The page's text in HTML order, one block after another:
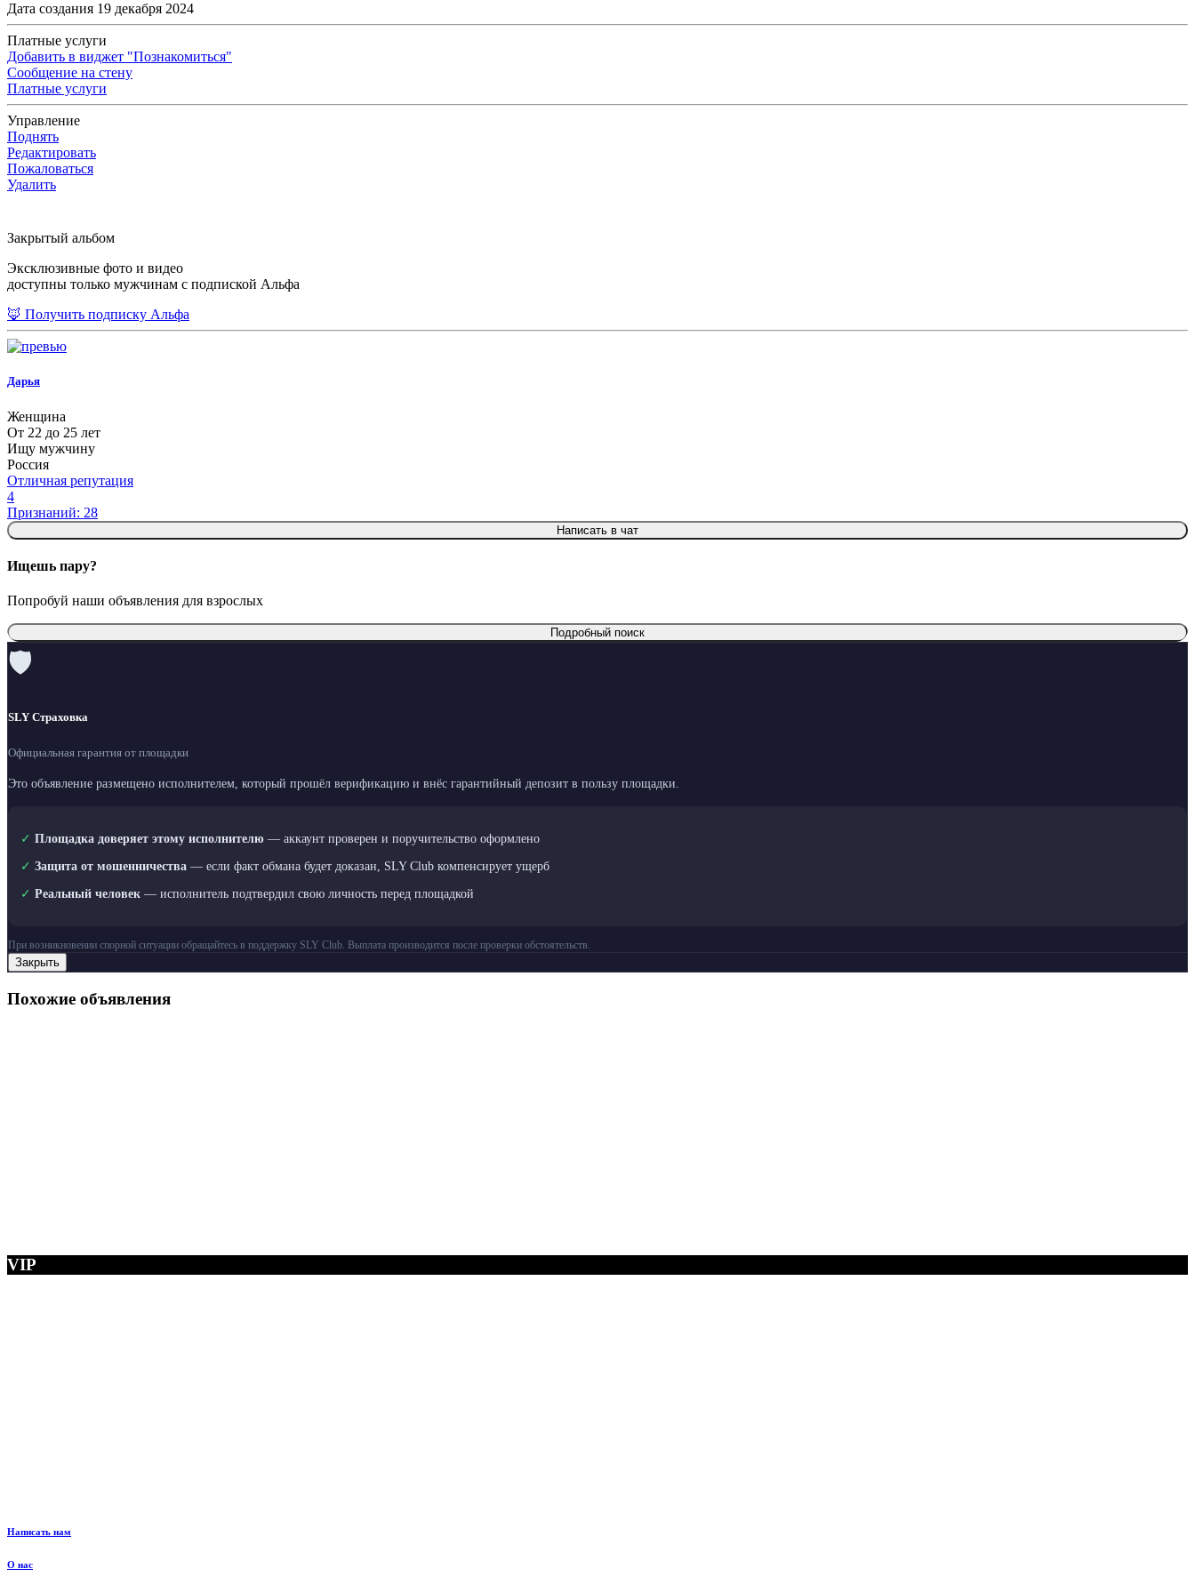
Дата создания 19 декабря 2024
Платные услуги
Добавить в виджет "Познакомиться"
Сообщение на стену
Платные услуги
Управление
Поднять
Редактировать
Пожаловаться
Удалить
Закрытый альбом
Эксклюзивные фото и видео
доступны только мужчинам с подпиской Альфа
🦊 Получить подписку Альфа
Дарья
Женщина
От 22 до 25 лет
Ищу мужчину
Россия
Отличная репутация
4
Признаний: 28
Написать в чат
Ищешь пару?
Попробуй наши объявления для взрослых
Подробный поиск
🛡
SLY Страховка
Официальная гарантия от площадки
Это объявление размещено исполнителем, который прошёл верификацию и внёс гарантийный депозит в пользу площадки.
✓ Площадка доверяет этому исполнителю — аккаунт проверен и поручительство оформлено
✓ Защита от мошенничества — если факт обмана будет доказан, SLY Club компенсирует ущерб
✓ Реальный человек — исполнитель подтвердил свою личность перед площадкой
При возникновении спорной ситуации обращайтесь в поддержку SLY Club. Выплата производится после проверки обстоятельств.
Закрыть
Похожие объявления
VIP
Написать нам
О нас